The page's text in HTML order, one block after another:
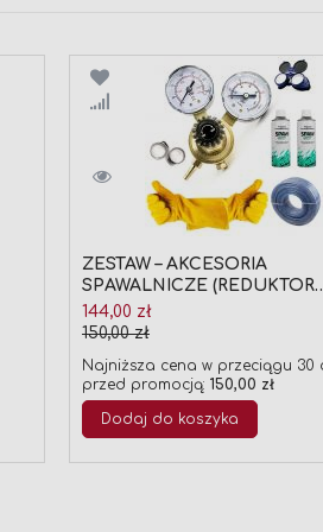
Porównaj
ZESTAW – AKCESORIA
SPAWALNICZE (REDUKTOR
GAZOWY, WĄŻ TECHNICZNY,
OPASKI ZACISKOWE,
Cena
promocyjna
144,00 zł
150,00 zł
Najniższa cena w przeciągu 30
przed promocją: 150,00 zł
Dodaj do koszyka